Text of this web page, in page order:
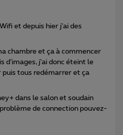
et depuis hier j’ai des
chambre et ça à commencer
d’images, j’ai donc éteint le
tous redémarrer et ça
dans le salon et soudain
de connection pouvez-